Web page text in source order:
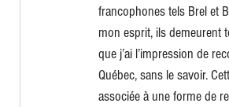
francophones tels Brel et
mon esprit, ils demeurent
que j’ai l’impression de
Québec, sans le savoir.
associée à une forme de